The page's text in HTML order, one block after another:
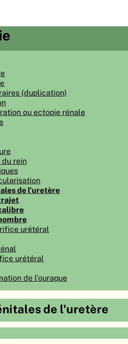
(duplication)
ou ectopie rénale
rein
de l'uretère
urétéral
urétéral
de l'ouraque
de l'uretère